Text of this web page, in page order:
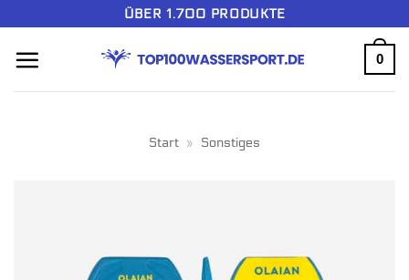
springen
ÜBER 1.700 PRODUKTE
0
Start » Sonstiges